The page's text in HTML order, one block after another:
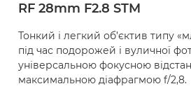
RF 28mm F2.8 STM
Тонкий і легкий об’єктив типу
під час подорожей і вуличної
універсальною фокусною
максимальною діафрагмою f/2,8.